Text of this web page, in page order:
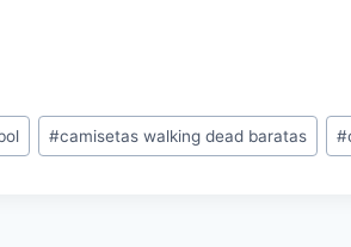
#camisetas walking dead baratas #